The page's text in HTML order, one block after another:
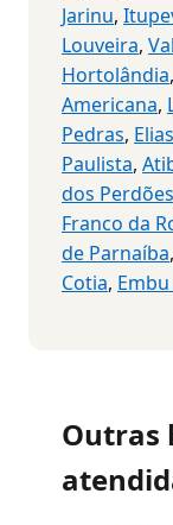
Jarinu,
Louveira,
Hortolândia,
Americana,
Pedras,
Paulista,
dos Perdões
Franco da
de Parnaíba,
Cotia,
Outras